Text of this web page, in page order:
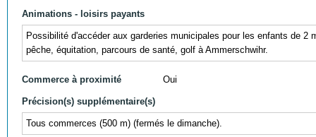
Animations - loisirs payants
Possibilité d'accéder aux garderies municipales pour les enfants de 2
pêche, équitation, parcours de santé, golf à Ammerschwihr.
Commerce à proximité Oui
Précision(s) supplémentaire(s)
Tous commerces (500 m) (fermés le dimanche).